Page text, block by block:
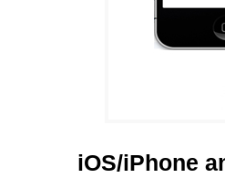
iOS/iPhone